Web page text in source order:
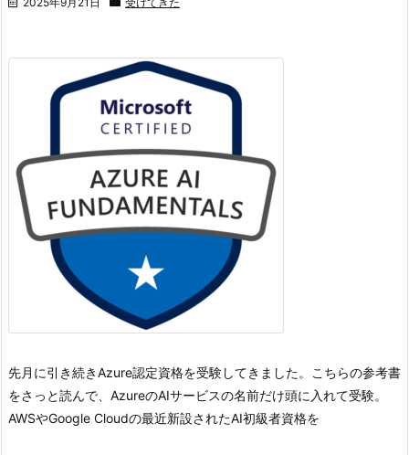
先月に引き続きAzure認定資格を受験してきました。
こちらの参考書
をさっと読んで、AzureのAIサービスの名前だけ頭に入れて受験。
AWSやGoogle Cloudの最近新設されたAI初級者資格を